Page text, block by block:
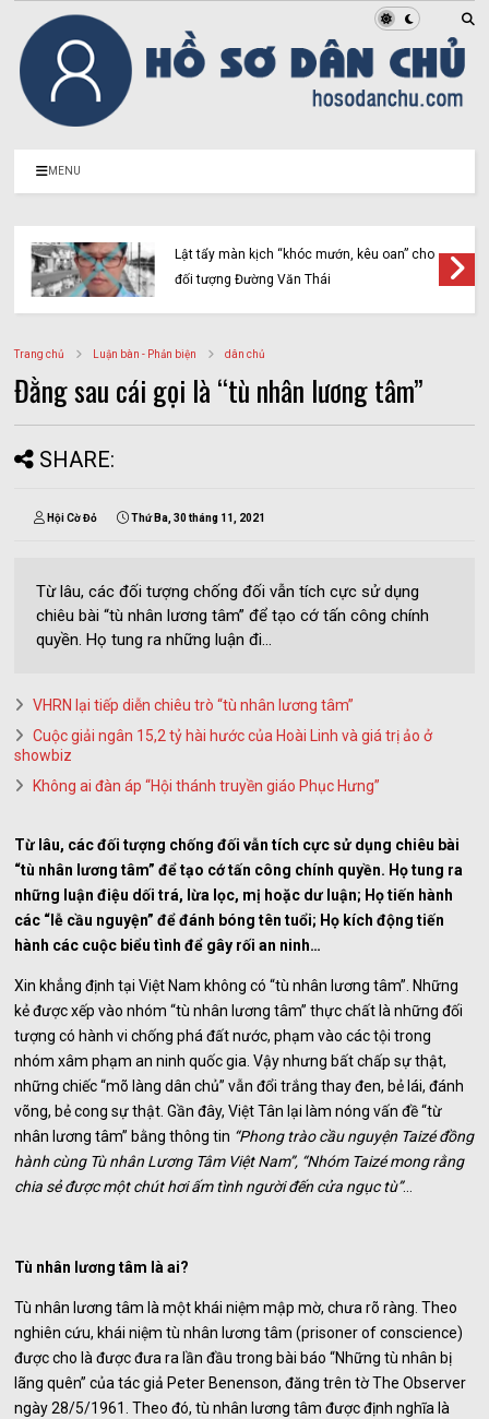
MENU
Lật tẩy màn kịch “khóc mướn, kêu oan” cho
đối tượng Đường Văn Thái
Trang chủ Luận bàn - Phản biện dân chủ
Đằng sau cái gọi là “tù nhân lương tâm”
SHARE:
Hội Cờ Đỏ Thứ Ba, 30 tháng 11, 2021
Từ lâu, các đối tượng chống đối vẫn tích cực sử dụng
chiêu bài “tù nhân lương tâm” để tạo cớ tấn công chính
quyền. Họ tung ra những luận đi...
VHRN lại tiếp diễn chiêu trò “tù nhân lương tâm”
Cuộc giải ngân 15,2 tỷ hài hước của Hoài Linh và giá trị ảo ở
showbiz
Không ai đàn áp “Hội thánh truyền giáo Phục Hưng”
Từ lâu, các đối tượng chống đối vẫn tích cực sử dụng chiêu bài
“tù nhân lương tâm” để tạo cớ tấn công chính quyền. Họ tung ra
những luận điệu dối trá, lừa lọc, mị hoặc dư luận; Họ tiến hành
các “lễ cầu nguyện” để đánh bóng tên tuổi; Họ kích động tiến
hành các cuộc biểu tình để gây rối an ninh…
Xin khẳng định tại Việt Nam không có “tù nhân lương tâm”. Những
kẻ được xếp vào nhóm “tù nhân lương tâm” thực chất là những đối
tượng có hành vi chống phá đất nước, phạm vào các tội trong
nhóm xâm phạm an ninh quốc gia. Vậy nhưng bất chấp sự thật,
những chiếc “mõ làng dân chủ” vẫn đổi trắng thay đen, bẻ lái, đánh
võng, bẻ cong sự thật. Gần đây, Việt Tân lại làm nóng vấn đề “từ
nhân lương tâm” bằng thông tin “Phong trào cầu nguyện Taizé đồng
hành cùng Tù nhân Lương Tâm Việt Nam”, “Nhóm Taizé mong rằng
chia sẻ được một chút hơi ấm tình người đến cửa ngục tù”…
Tù nhân lương tâm là ai?
Tù nhân lương tâm là một khái niệm mập mờ, chưa rõ ràng. Theo
nghiên cứu, khái niệm tù nhân lương tâm (prisoner of conscience)
được cho là được đưa ra lần đầu trong bài báo “Những tù nhân bị
lãng quên” của tác giả Peter Benenson, đăng trên tờ The Observer
ngày 28/5/1961. Theo đó, tù nhân lương tâm được định nghĩa là